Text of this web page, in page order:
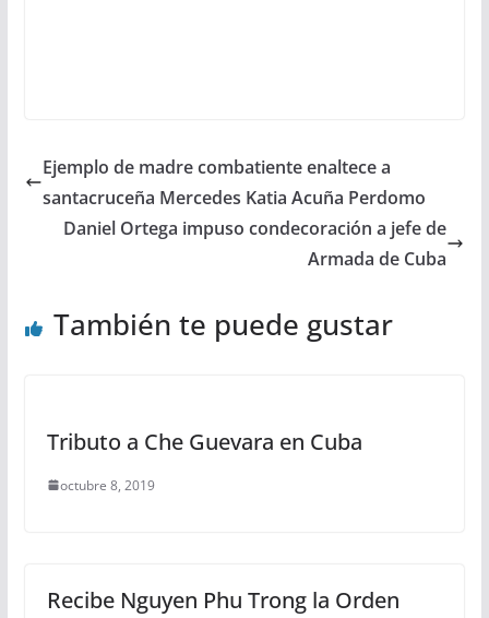
Ejemplo de madre combatiente enaltece a
santacruceña Mercedes Katia Acuña Perdomo
Daniel Ortega impuso condecoración a jefe de
Armada de Cuba
También te puede gustar
Tributo a Che Guevara en Cuba
octubre 8, 2019
Recibe Nguyen Phu Trong la Orden